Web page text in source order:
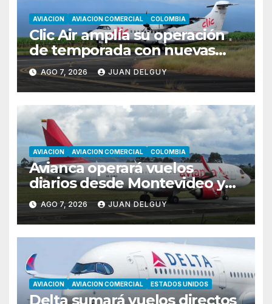
AVIACION AVIACION COMERCIAL COLOMBIA
Clic Air amplía su operación
de temporada con nuevas
rutas hacia Cartagena y Tolú
AGO 7, 2026 JUAN DELGUY
AVIACION AVIACION COMERCIAL COLOMBIA
Avianca operará vuelos
diarios desde Montevideo y
Asunción hacia Bogotá
AGO 7, 2026 JUAN DELGUY
AVIACION AVIACION COMERCIAL ESTADOS UNIDOS
Delta sumará vuelos directos